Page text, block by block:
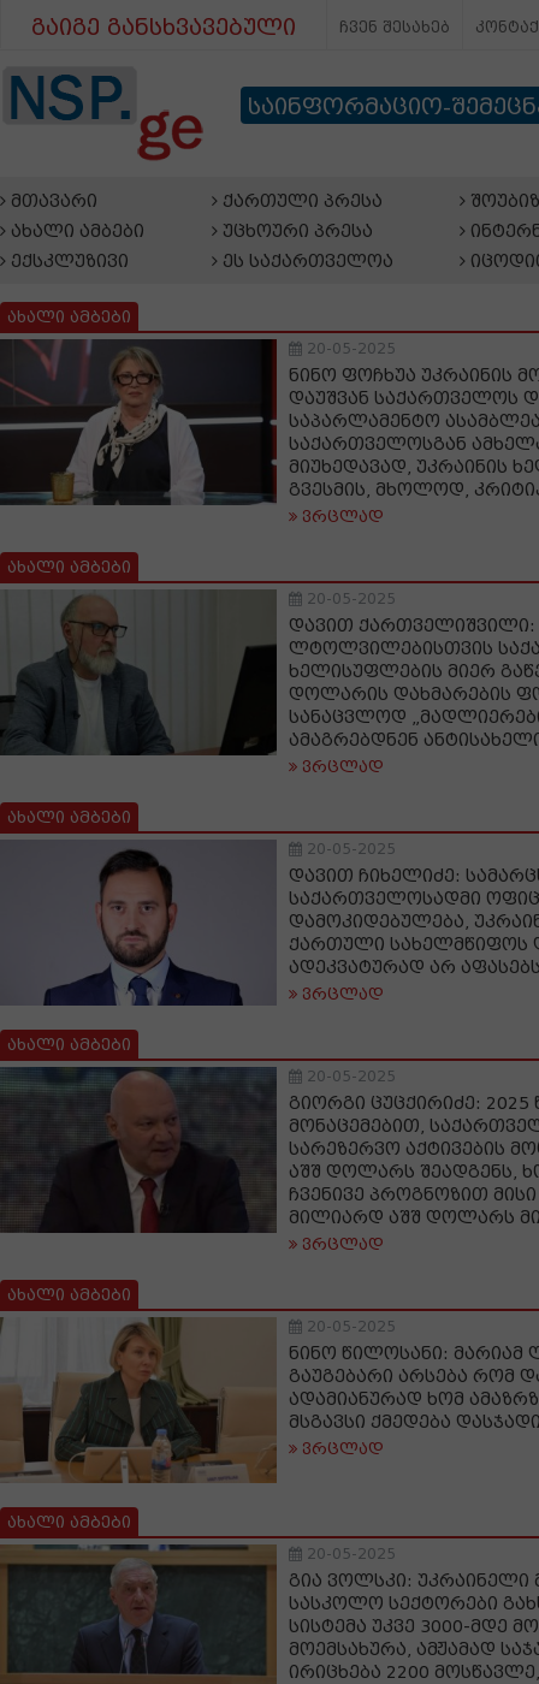
გაიგე განსხვავებული ჩვენ შესახებ
საინფორმაციო-
მთავარი
ახალი ამბები
ექსკლუზივი
ქართული პრესა
უცხოური პრესა
ეს საქართველოა
ახალი ამბები
20-05-2025
ნინო ფოჩხუა უკრაინის
დაუშვან საქართველოს
საპარლამენტო
საქართველოსგან
მიუხედავად, უკრაინის
გვესმის, მხოლოდ,
ვრცლად
ახალი ამბები
20-05-2025
დავით ქართველიშვილი:
ლტოლვილებისთვის
ხელისუფლების მიერ
დოლარის დახმარების
სანაცვლოდ
ამაგრებდნენ
ვრცლად
ახალი ამბები
20-05-2025
დავით ჩიხელიძე:
საქართველოსადმი
დამოკიდებულება,
ქართული სახელმწიფოს
ადეკვატურად არ
ვრცლად
ახალი ამბები
20-05-2025
გიორგი ცუცქირიძე:
მონაცემებით,
სარეზერვო აქტივების
აშშ დოლარს შეადგენს,
ჩვენივე პროგნოზით
მილიარდ აშშ დოლარს
ვრცლად
ახალი ამბები
20-05-2025
ნინო წილოსანი: მარიამ
გაუგებარი არსება რომ
ადამიანურად ხომ
მსგავსი ქმედება
ვრცლად
ახალი ამბები
20-05-2025
გია ვოლსკი: უკრაინელი
სასკოლო სექტორები
სისტემა უკვე 3000-მდე
მოემსახურა, ამჟამად
ირიცხება 2200